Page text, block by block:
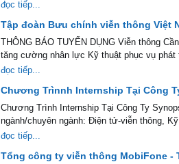
đọc tiếp...
Tập đoàn Bưu chính viễn thông Việt
THÔNG BÁO TUYỂN DỤNG Viễn thông
tăng cường nhân lực Kỹ thuật phục vụ phát
đọc tiếp...
Chương Trìnnh Internship Tại Công
Chương Trình Internship Tại Công Ty
ngành/chuyên ngành: Điện tử-viễn thông,
đọc tiếp...
Tổng công ty viễn thông MobiFone -